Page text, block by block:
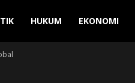
HUKUM EKONOMI